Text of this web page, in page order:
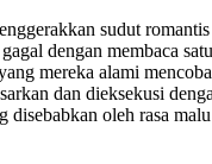
sudut
dengan membaca
mereka alami
dan dieksekusi
disebabkan oleh rasa